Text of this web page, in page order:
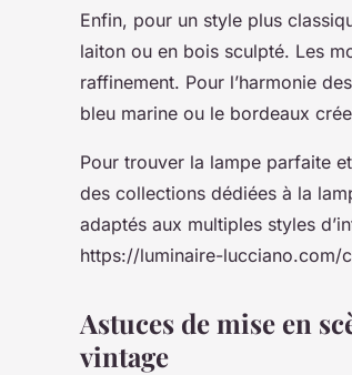
Enfin, pour un style plus
laiton ou en bois sculpté. Les
raffinement. Pour l’harmonie
bleu marine ou le bordeaux
Pour trouver la lampe parfaite
des collections dédiées à la
adaptés aux multiples styles
https://luminaire-lucciano.com/
Astuces de mise en
vintage